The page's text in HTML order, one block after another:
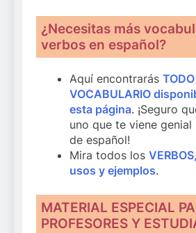
¿Necesitas más
verbos en español?
Aquí encontrarás
VOCABULARIO
esta página. ¡Seguro
uno que te viene
de español!
Mira todos los
usos y ejemplos.
MATERIAL ESPECIAL
PROFESORES Y